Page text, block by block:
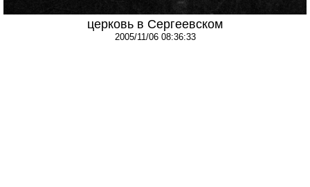
церковь в Сергеевском
2005/11/06 08:36:33